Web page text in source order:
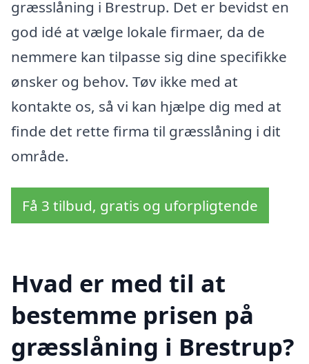
græsslåning i Brestrup. Det er bevidst en
god idé at vælge lokale firmaer, da de
nemmere kan tilpasse sig dine specifikke
ønsker og behov. Tøv ikke med at
kontakte os, så vi kan hjælpe dig med at
finde det rette firma til græsslåning i dit
område.
Få 3 tilbud, gratis og uforpligtende
Hvad er med til at
bestemme prisen på
græsslåning i Brestrup?